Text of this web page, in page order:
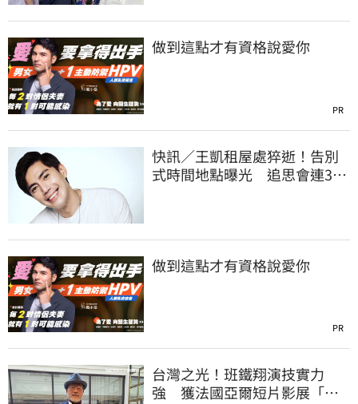
做到這點才有資格說愛你
PR
快訊／王凱租屋處猝逝！告別
式時間地點曝光 追思會連3天
做到這點才有資格說愛你
PR
台灣之光！班鐵翔演技實力
強 獲法國亞爾短片影展「最